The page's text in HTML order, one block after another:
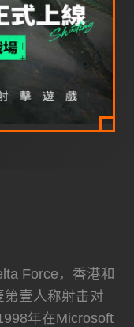
Force，香港和
第壹人称射击对
年在Microsoft